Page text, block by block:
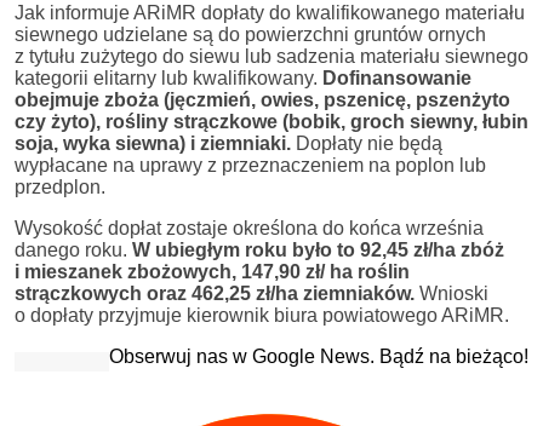
Jak informuje ARiMR dopłaty do kwalifikowanego materiału
siewnego udzielane są do powierzchni gruntów ornych
z tytułu zużytego do siewu lub sadzenia materiału siewnego
kategorii elitarny lub kwalifikowany. Dofinansowanie
obejmuje zboża (jęczmień, owies, pszenicę, pszenżyto
czy żyto), rośliny strączkowe (bobik, groch siewny, łubin
soja, wyka siewna) i ziemniaki. Dopłaty nie będą
wypłacane na uprawy z przeznaczeniem na poplon lub
przedplon.
Wysokość dopłat zostaje określona do końca września
danego roku. W ubiegłym roku było to 92,45 zł/ha zbóż
i mieszanek zbożowych, 147,90 zł/ ha roślin
strączkowych oraz 462,25 zł/ha ziemniaków. Wnioski
o dopłaty przyjmuje kierownik biura powiatowego ARiMR.
Obserwuj nas w Google News. Bądź na bieżąco!